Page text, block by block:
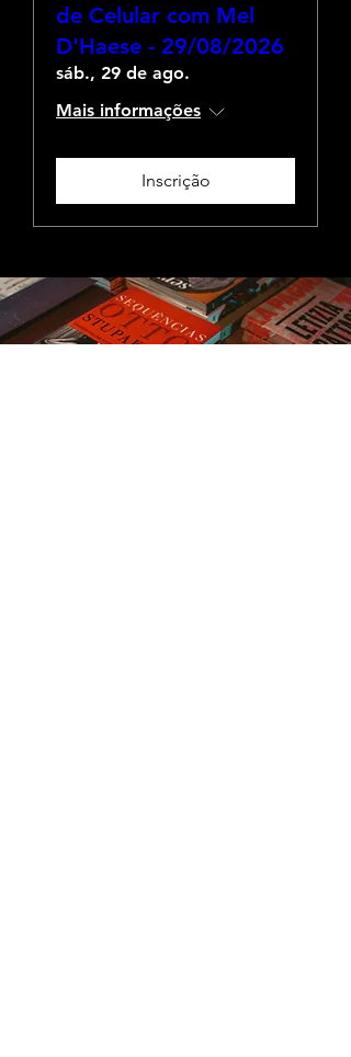
de Celular com Mel
D'Haese - 29/08/2026
sáb., 29 de ago.
Mais informações
Inscrição